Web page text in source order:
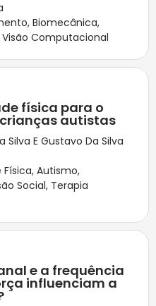
, Biomecânica,
Visão Computacional
física para o
autistas
Silva E Gustavo Da Silva
Física, Autismo,
Social, Terapia
e a frequência
influenciam a